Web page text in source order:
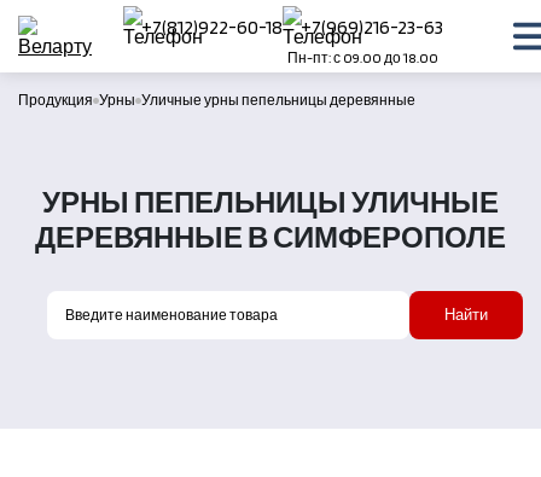
+7(812)922-60-18 +7(969)216-23-63
Пн-пт: с 09.00 до 18.00
Продукция Урны Уличные урны пепельницы деревянные
УРНЫ ПЕПЕЛЬНИЦЫ УЛИЧНЫЕ
ДЕРЕВЯННЫЕ В СИМФЕРОПОЛЕ
Найти